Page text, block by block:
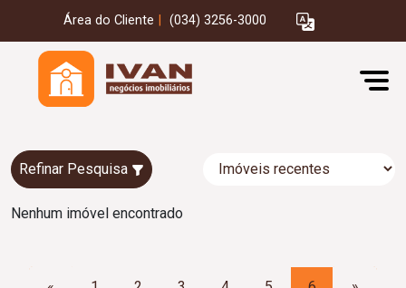
Área do Cliente (034) 3256-3000
Refinar Pesquisa
Nenhum imóvel encontrado